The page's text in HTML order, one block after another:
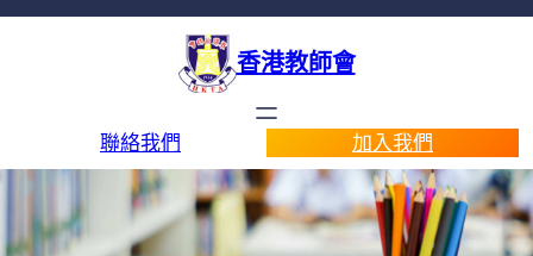
香港教師會
聯絡我們 加入我們